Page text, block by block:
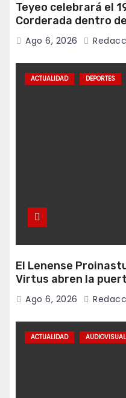
Teyeo celebrará el
Corderada dentro
fiestas
Ago 6, 2026
ACTUALIDAD DEPORTES
El Lenense
Virtus abren la
colaboración
Ago 6, 2026
ACTUALIDAD